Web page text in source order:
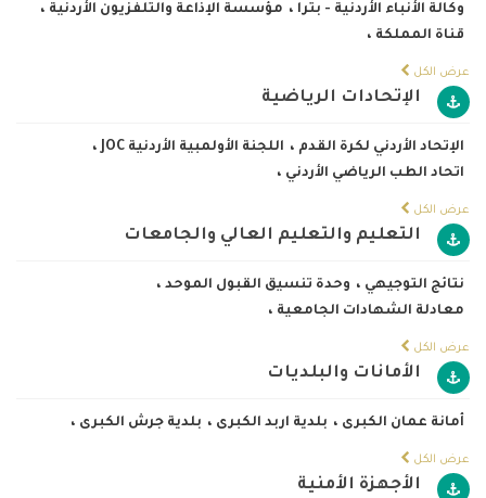
وكالة الأنباء الأردنية - بترا ، مؤسسة الإذاعة والتلفزيون الأردنية ،
قناة المملكة ،
عرض الكل
الإتحادات الرياضية
الإتحاد الأردني لكرة القدم ، اللجنة الأولمبية الأردنية JOC
،
اتحاد الطب الرياضي الأردني ،
عرض الكل
التعليم والتعليم العالي والجامعات
نتائج التوجيهي ، وحدة تنسيق القبول الموحد ،
معادلة الشهادات الجامعية ،
عرض الكل
الأمانات والبلديات
أمانة عمان الكبرى ، بلدية اربد الكبرى ، بلدية جرش الكبرى ،
عرض الكل
الأجهزة الأمنية